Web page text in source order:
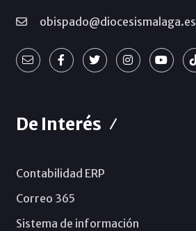
obispado@diocesismalaga.es
De Interés
Contabilidad ERP
Correo 365
Sistema de información